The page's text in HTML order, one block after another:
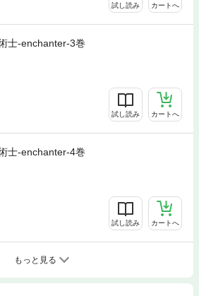
試し読み カートへ
士-enchanter-3巻
試し読み カートへ
士-enchanter-4巻
試し読み カートへ
もっと見る